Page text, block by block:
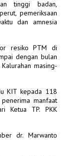
tinggi badan,
pemeriksaan
dan amnesia
resiko PTM di
dengan bulan
masing-
KIT kepada 118
manfaat
Ketua TP. PKK
dr. Marwanto